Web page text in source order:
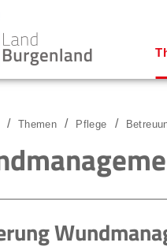
Themen Pflege